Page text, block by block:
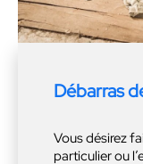
Débarras
Vous désirez
particulier ou